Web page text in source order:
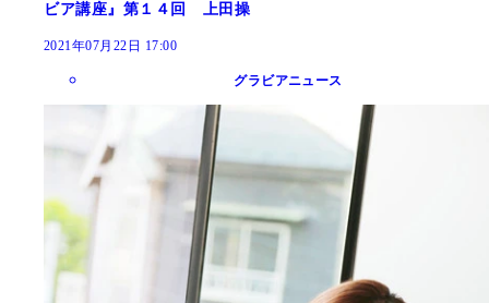
ビア講座』第１４回 上田操
2021年07月22日 17:00
グラビアニュース